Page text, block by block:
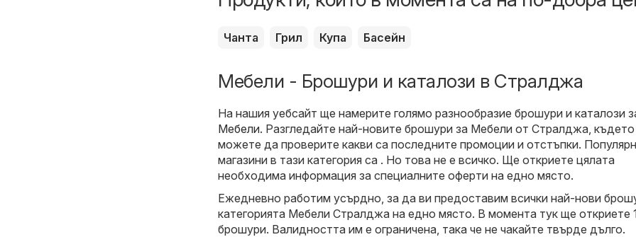
Чанта Грил Купа Басейн
Мебели - Брошури и каталози в Стралджа
На нашия уебсайт ще намерите голямо разнообразие брошури и каталози
Мебели. Разгледайте най-новите брошури за Мебели от Стралджа, където
можете да проверите какви са последните промоции и отстъпки.
магазини в тази категория са . Но това не е всичко. Ще откриете цялата
необходима информация за специалните оферти на едно място.
Ежедневно работим усърдно, за да ви предоставим всички най-нови
категорията Мебели Стралджа на едно място. В момента тук ще откриете
брошури. Валидността им е ограничена, така че не чакайте твърде дълго.